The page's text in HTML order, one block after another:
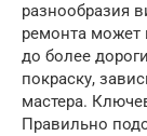
разнообразия
ремонта может
до более
покраску,
мастера.
Правильно